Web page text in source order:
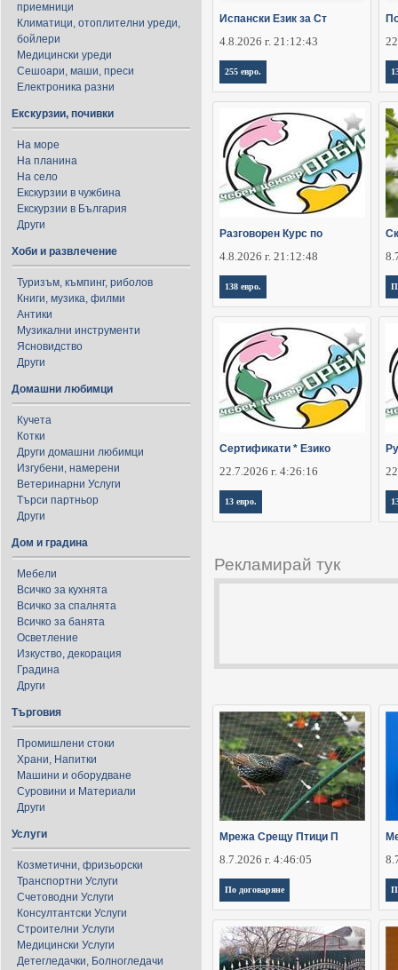
приемници
Климатици, отоплителни уреди,
бойлери
Медицински уреди
Сешоари, маши, преси
Електроника разни
Екскурзии, почивки
На море
На планина
На село
Екскурзии в чужбина
Екскурзии в България
Други
Хоби и развлечение
Туризъм, къмпинг, риболов
Книги, музика, филми
Антики
Музикални инструменти
Ясновидство
Други
Домашни любимци
Кучета
Котки
Други домашни любимци
Изгубени, намерени
Ветеринарни Услуги
Търси партньор
Други
Дом и градина
Мебели
Всичко за кухнята
Всичко за спалнята
Всичко за банята
Осветление
Изкуство, декорация
Градина
Други
Търговия
Промишлени стоки
Храни, Напитки
Машини и оборудване
Суровини и Материали
Други
Услуги
Козметични, фризьорски
Транспортни Услуги
Счетоводни Услуги
Консултантски Услуги
Строителни Услуги
Медицински Услуги
Детегледачки, Болногледачи
Испански Език за Ст
4.8.2026 г. 21:12:43
255 евро.
Разговорен Курс по
4.8.2026 г. 21:12:48
138 евро.
Сертификати * Езико
22.7.2026 г. 4:26:16
13 евро.
Рекламирай тук
Мрежа Срещу Птици П
8.7.2026 г. 4:46:05
По договаряне